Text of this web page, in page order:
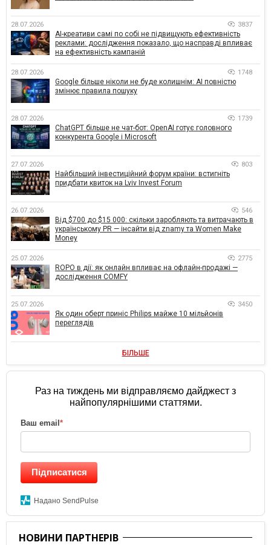
28.07.2026 3837
AI-креативи самі по собі не підвищують ефективність
реклами: дослідження показало, що насправді впливає
на ефективність кампаній
28.07.2026 1748
Google більше ніколи не буде колишнім: AI повністю
змінює правила пошуку
28.07.2026 1739
ChatGPT більше не чат-бот: OpenAI готує головного
конкурента Google і Microsoft
27.07.2026 803
Найбільший інвестиційний форум країни: встигніть
придбати квиток на Lviv Invest Forum
26.07.2026 546
Від $700 до $15 000: скільки заробляють та витрачають в
українському PR — інсайти від znamy та Women Make
Money
25.07.2026 2775
ROPO в дії: як онлайн впливає на офлайн-продажі —
дослідження COMFY
25.07.2026 3450
Як один оберт приніс Philips майже 10 мільйонів
переглядів
БІЛЬШЕ
Раз на тиждень ми відправляємо дайджест з
найпопулярнішими статтями.
Ваш email*
Підписатися
Надано SendPulse
НОВИНИ ПАРТНЕРІВ